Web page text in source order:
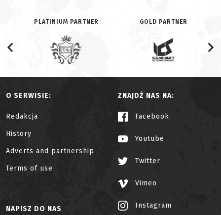
PLATINIUM PARTNER GOLD PARTNER
O SERWISIE:
Redakcja
History
Adverts and partnership
Terms of use
ZNAJDŹ NAS NA:
Facebook
Youtube
Twitter
Vimeo
Instagram
NAPISZ DO NAS